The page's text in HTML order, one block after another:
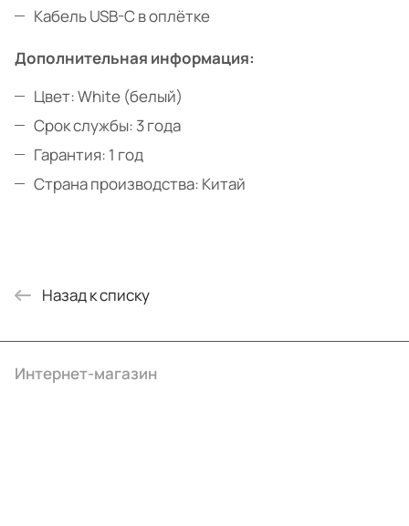
Кабель USB-C в оплётке
Дополнительная информация:
Цвет: White (белый)
Срок службы: 3 года
Гарантия: 1 год
Страна производства: Китай
Назад к списку
Интернет-магазин